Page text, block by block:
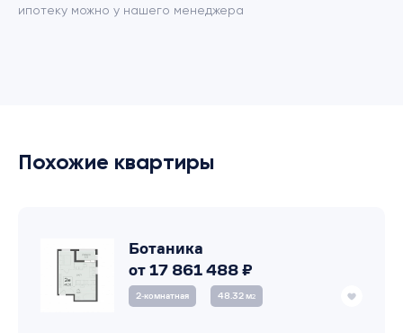
ипотеку можно у нашего менеджера
Похожие квартиры
Ботаника
от 17 861 488 ₽
2‑комнатная 48.32 м2